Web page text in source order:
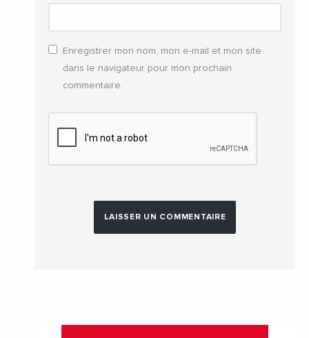
Enregistrer mon nom, mon e-mail et mon site
dans le navigateur pour mon prochain
commentaire.